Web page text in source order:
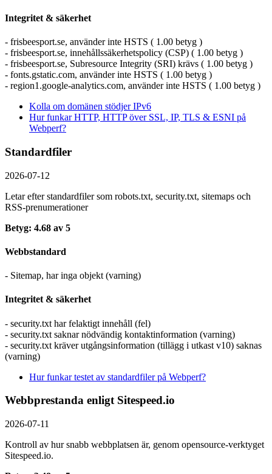
Integritet & säkerhet
- frisbeesport.se, använder inte HSTS ( 1.00 betyg )
- frisbeesport.se, innehållssäkerhetspolicy (CSP) ( 1.00 betyg )
- frisbeesport.se, Subresource Integrity (SRI) krävs ( 1.00 betyg )
- fonts.gstatic.com, använder inte HSTS ( 1.00 betyg )
- region1.google-analytics.com, använder inte HSTS ( 1.00 betyg )
Kolla om domänen stödjer IPv6
Hur funkar HTTP, HTTP över SSL, IP, TLS & ESNI på
Webperf?
Standardfiler
2026-07-12
Letar efter standardfiler som robots.txt, security.txt, sitemaps och
RSS-prenumerationer
Betyg: 4.68 av 5
Webbstandard
- Sitemap, har inga objekt (varning)
Integritet & säkerhet
- security.txt har felaktigt innehåll (fel)
- security.txt saknar nödvändig kontaktinformation (varning)
- security.txt kräver utgångsinformation (tillägg i utkast v10) saknas
(varning)
Hur funkar testet av standardfiler på Webperf?
Webbprestanda enligt Sitespeed.io
2026-07-11
Kontroll av hur snabb webbplatsen är, genom opensource-verktyget
Sitespeed.io.